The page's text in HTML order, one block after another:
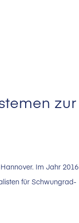
zur
Im Jahr 2016
für Schwungrad-